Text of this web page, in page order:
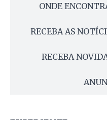
ONDE
RECEBA AS
RECEBA